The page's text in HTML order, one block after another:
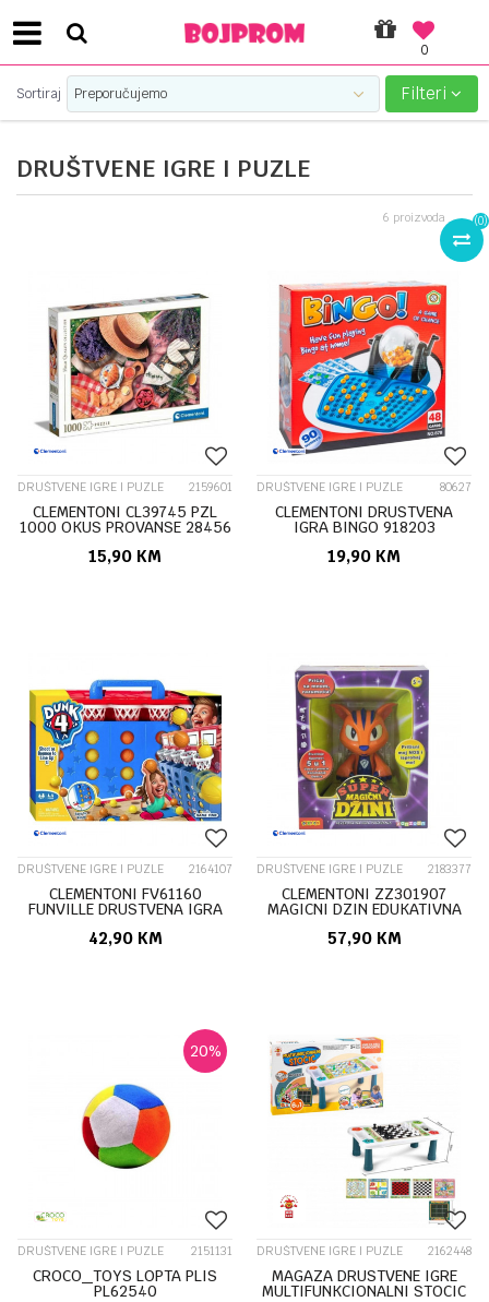
0
SIGURNO PLAĆANJE PLATNIM KARTICAMA!
(0)
DRUŠTVENE IGRE I PUZLE
Sortiraj Filteri
6 proizvoda
DRUŠTVENE IGRE I PUZLE 2159601
CLEMENTONI CL39745 PZL
1000 OKUS PROVANSE 28456
15,90 KM
DRUŠTVENE IGRE I PUZLE 80627
CLEMENTONI DRUSTVENA
IGRA BINGO 918203
19,90 KM
DRUŠTVENE IGRE I PUZLE 2164107
CLEMENTONI FV61160
FUNVILLE DRUSTVENA IGRA
42,90 KM
DRUŠTVENE IGRE I PUZLE 2183377
CLEMENTONI ZZ301907
MAGICNI DZIN EDUKATIVNA
57,90 KM
20%
DRUŠTVENE IGRE I PUZLE 2151131
CROCO_TOYS LOPTA PLIS
PL62540
DRUŠTVENE IGRE I PUZLE 2162448
MAGAZA DRUSTVENE IGRE
MULTIFUNKCIONALNI STOCIC